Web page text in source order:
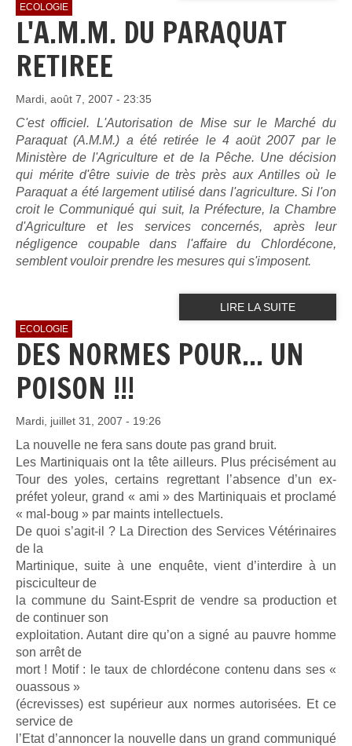
ECOLOGIE
L'A.M.M. DU PARAQUAT
RETIREE
Mardi, août 7, 2007 - 23:35
C'est officiel. L'Autorisation de Mise sur le Marché du
Paraquat (A.M.M.) a été retirée le 4 aoüt 2007 par le
Ministère de l'Agriculture et de la Pêche. Une décision
qui mérite d'être suivie de très près aux Antilles où le
Paraquat a été largement utilisé dans l'agriculture. Si l'on
croit le Communiqué qui suit, la Préfecture, la Chambre
d'Agriculture et les services concernés, après leur
négligence coupable dans l'affaire du Chlordécone,
semblent vouloir prendre les mesures qui s'imposent.
LIRE LA SUITE
ECOLOGIE
DES NORMES POUR... UN
POISON !!!
Mardi, juillet 31, 2007 - 19:26
La nouvelle ne fera sans doute pas grand bruit.
Les Martiniquais ont la tête ailleurs. Plus précisément au
Tour des yoles, certains regrettant l’absence d’un ex-
préfet yoleur, grand « ami » des Martiniquais et proclamé
« mal-boug » par maints intellectuels.
De quoi s’agit-il ? La Direction des Services Vétérinaires
de la
Martinique, suite à une enquête, vient d’interdire à un
pisciculteur de
la commune du Saint-Esprit de vendre sa production et
de continuer son
exploitation. Autant dire qu’on a signé au pauvre homme
son arrêt de
mort ! Motif : le taux de chlordécone contenu dans ses «
ouassous »
(écrevisses) est supérieur aux normes autorisées. Et ce
service de
l’Etat d’annoncer la nouvelle dans un grand communiqué